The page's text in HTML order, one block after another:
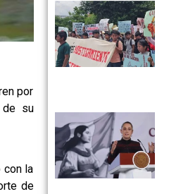
por
de su
con la
de